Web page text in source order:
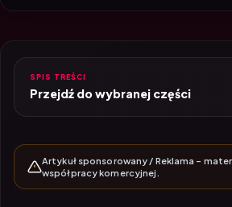
SPIS TREŚCI
Przejdź do wybranej części
Artykuł sponsorowany / Reklama –
współpracy komercyjnej.